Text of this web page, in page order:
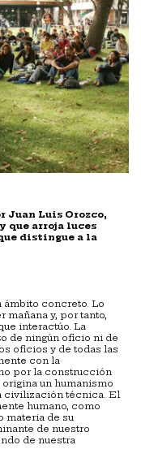
Juan Luis Orozco,
que arroja luces
distingue a la
ámbito concreto. Lo
mañana y, por tanto,
interactúo. La
de ningún oficio ni de
oficios y de todas las
con la
por la construcción
un humanismo
civilización técnica. El
humano, como
materia de su
de nuestro
de nuestra